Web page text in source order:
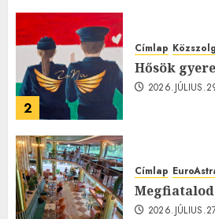
2
Címlap
Hősök
Címlap